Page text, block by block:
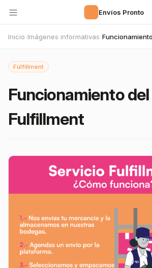
Envíos Pronto
Inicio› Imágenes informativas›
Fulfillment
Funcionamiento
Fulfillment